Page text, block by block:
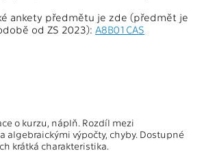
ankety předmětu je zde (předmět je
od ZS 2023): A8B01CAS
o kurzu, náplň. Rozdíl mezi
algebraickými výpočty, chyby. Dostupné
krátká charakteristika.